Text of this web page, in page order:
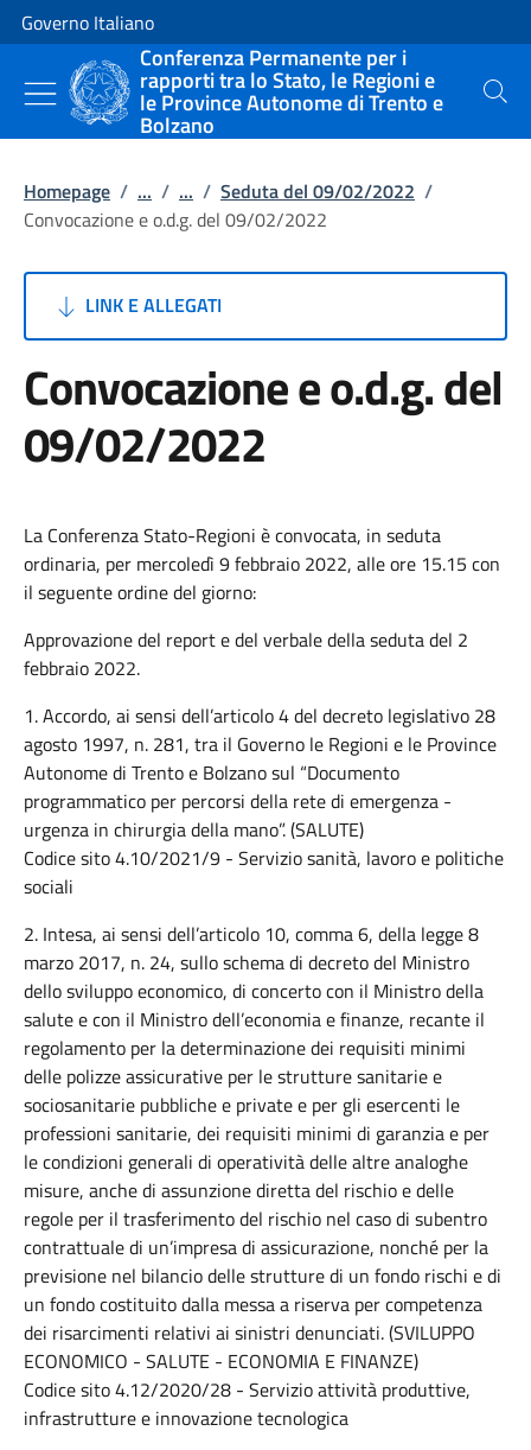
Vai al contenuto
Vai alla navigazione del sito
Governo Italiano
Conferenza Permanente per i
rapporti tra lo Stato, le Regioni e
le Province Autonome di Trento e
Bolzano
Cerca
Homepage / ... / ... / Seduta del 09/02/2022 /
Convocazione e o.d.g. del 09/02/2022
LINK E ALLEGATI
Convocazione e o.d.g. del
09/02/2022
La Conferenza Stato-Regioni è convocata, in seduta
ordinaria, per mercoledì 9 febbraio 2022, alle ore 15.15 con
il seguente ordine del giorno:
Approvazione del report e del verbale della seduta del 2
febbraio 2022.
1. Accordo, ai sensi dell’articolo 4 del decreto legislativo 28
agosto 1997, n. 281, tra il Governo le Regioni e le Province
Autonome di Trento e Bolzano sul “Documento
programmatico per percorsi della rete di emergenza -
urgenza in chirurgia della mano”. (SALUTE)
Codice sito 4.10/2021/9 - Servizio sanità, lavoro e politiche
sociali
2. Intesa, ai sensi dell’articolo 10, comma 6, della legge 8
marzo 2017, n. 24, sullo schema di decreto del Ministro
dello sviluppo economico, di concerto con il Ministro della
salute e con il Ministro dell’economia e finanze, recante il
regolamento per la determinazione dei requisiti minimi
delle polizze assicurative per le strutture sanitarie e
sociosanitarie pubbliche e private e per gli esercenti le
professioni sanitarie, dei requisiti minimi di garanzia e per
le condizioni generali di operatività delle altre analoghe
misure, anche di assunzione diretta del rischio e delle
regole per il trasferimento del rischio nel caso di subentro
contrattuale di un’impresa di assicurazione, nonché per la
previsione nel bilancio delle strutture di un fondo rischi e di
un fondo costituito dalla messa a riserva per competenza
dei risarcimenti relativi ai sinistri denunciati. (SVILUPPO
ECONOMICO - SALUTE - ECONOMIA E FINANZE)
Codice sito 4.12/2020/28 - Servizio attività produttive,
infrastrutture e innovazione tecnologica